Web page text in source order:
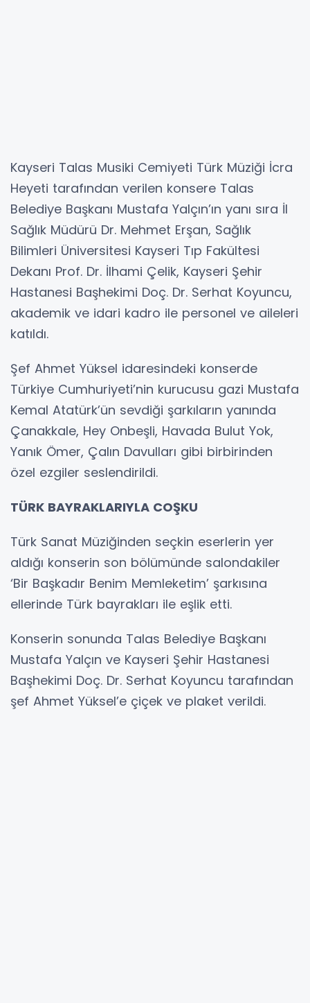
Kayseri Talas Musiki Cemiyeti Türk Müziği İcra
Heyeti tarafından verilen konsere Talas
Belediye Başkanı Mustafa Yalçın’ın yanı sıra İl
Sağlık Müdürü Dr. Mehmet Erşan, Sağlık
Bilimleri Üniversitesi Kayseri Tıp Fakültesi
Dekanı Prof. Dr. İlhami Çelik, Kayseri Şehir
Hastanesi Başhekimi Doç. Dr. Serhat Koyuncu,
akademik ve idari kadro ile personel ve aileleri
katıldı.
Şef Ahmet Yüksel idaresindeki konserde
Türkiye Cumhuriyeti’nin kurucusu gazi Mustafa
Kemal Atatürk’ün sevdiği şarkıların yanında
Çanakkale, Hey Onbeşli, Havada Bulut Yok,
Yanık Ömer, Çalın Davulları gibi birbirinden
özel ezgiler seslendirildi.
TÜRK BAYRAKLARIYLA COŞKU
Türk Sanat Müziğinden seçkin eserlerin yer
aldığı konserin son bölümünde salondakiler
‘Bir Başkadır Benim Memleketim’ şarkısına
ellerinde Türk bayrakları ile eşlik etti.
Konserin sonunda Talas Belediye Başkanı
Mustafa Yalçın ve Kayseri Şehir Hastanesi
Başhekimi Doç. Dr. Serhat Koyuncu tarafından
şef Ahmet Yüksel’e çiçek ve plaket verildi.